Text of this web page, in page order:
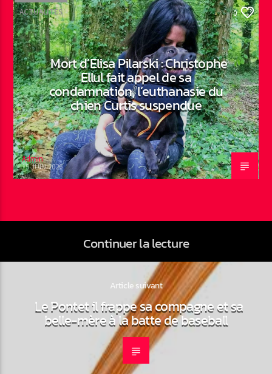
ACTUALITÉS 0
Mort d’Elisa Pilarski : Christophe
Ellul fait appel de sa
condamnation, l’euthanasie du
chien Curtis suspendue
Admin
19 JUIN 2026
Continuer la lecture
Article suivant
Le Pontet il frappe sa compagne et sa
belle-mère à la batte de baseball